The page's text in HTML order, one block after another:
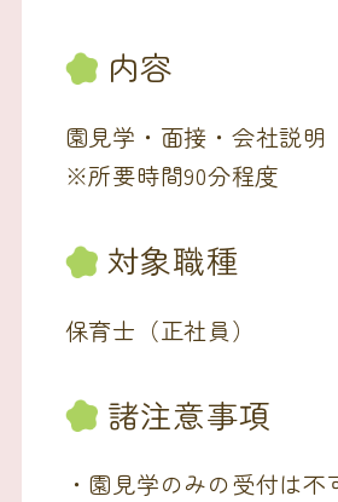
内容
園見学・面接・会社説明
※所要時間90分程度
対象職種
保育士（正社員）
諸注意事項
・園見学のみの受付は